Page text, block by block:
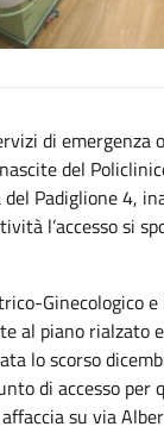
di emergenza
del
Padiglione 4,
l’accesso si
Ginecologico
al piano rialzato
lo scorso
di accesso
affaccia su via